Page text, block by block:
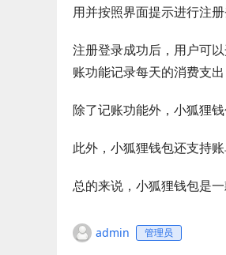
用并按照界面提示进行注册
注册登录成功后，用户可
账功能记录每天的消费支
除了记账功能外，小狐狸
此外，小狐狸钱包还支持
总的来说，小狐狸钱包是
admin 管理员